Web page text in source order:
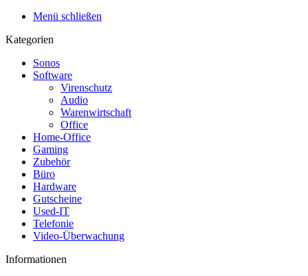
Menü schließen
Kategorien
Sonos
Software
Virenschutz
Audio
Warenwirtschaft
Office
Home-Office
Gaming
Zubehör
Büro
Hardware
Gutscheine
Used-IT
Telefonie
Video-Überwachung
Informationen